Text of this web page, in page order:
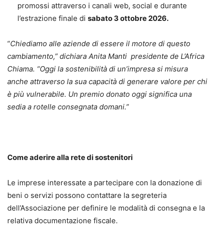
promossi attraverso i canali web, social e durante
l’estrazione finale di sabato 3 ottobre 2026.
“Chiediamo alle aziende di essere il motore di questo
cambiamento,” dichiara Anita Manti presidente de L’Africa
Chiama. “Oggi la sostenibilità di un’impresa si misura
anche attraverso la sua capacità di generare valore per chi
è più vulnerabile. Un premio donato oggi significa una
sedia a rotelle consegnata domani.”
Come aderire alla rete di sostenitori
Le imprese interessate a partecipare con la donazione di
beni o servizi possono contattare la segreteria
dell’Associazione per definire le modalità di consegna e la
relativa documentazione fiscale.